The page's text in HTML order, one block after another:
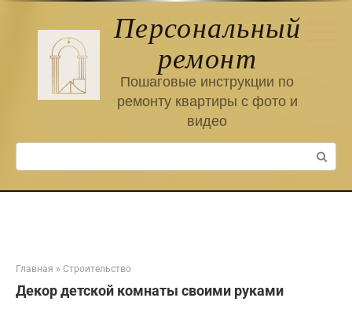
Персональный
ремонт
Пошаговые инструкции по
ремонту квартиры с фото и
видео
Поиск:
Главная » Строительство
Декор детской комнаты своими руками